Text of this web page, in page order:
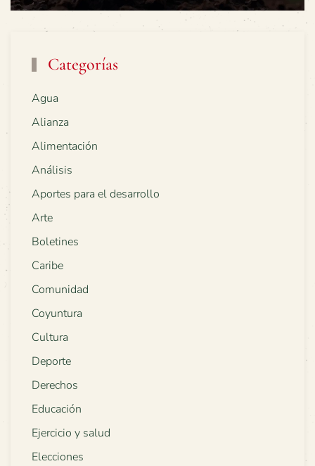
Categorías
Agua
Alianza
Alimentación
Análisis
Aportes para el desarrollo
Arte
Boletines
Caribe
Comunidad
Coyuntura
Cultura
Deporte
Derechos
Educación
Ejercicio y salud
Elecciones